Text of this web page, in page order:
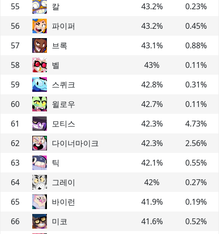
55
칼 43.2% 0.23%
56
파이퍼 43.2% 0.45%
57
브록 43.1% 0.88%
58
벨 43% 0.11%
59
스퀴크 42.8% 0.31%
60
윌로우 42.7% 0.11%
61
모티스 42.3% 4.73%
62
다이너마이크 42.3% 2.56%
63
틱 42.1% 0.55%
64
그레이 42% 0.27%
65
바이런 41.9% 0.19%
66
미코 41.6% 0.52%